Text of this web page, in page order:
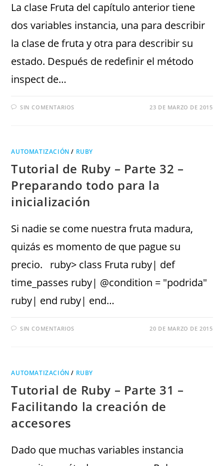
La clase Fruta del capítulo anterior tiene
dos variables instancia, una para describir
la clase de fruta y otra para describir su
estado. Después de redefinir el método
inspect de…
SIN COMENTARIOS 23 DE MARZO DE 2015
AUTOMATIZACIÓN / RUBY
Tutorial de Ruby – Parte 32 –
Preparando todo para la
inicialización
Si nadie se come nuestra fruta madura,
quizás es momento de que pague su
precio. ruby> class Fruta ruby| def
time_passes ruby| @condition = "podrida"
ruby| end ruby| end…
SIN COMENTARIOS 20 DE MARZO DE 2015
AUTOMATIZACIÓN / RUBY
Tutorial de Ruby – Parte 31 –
Facilitando la creación de
accesores
Dado que muchas variables instancia